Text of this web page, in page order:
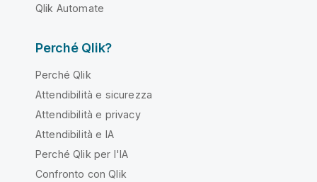
Qlik Automate
Perché Qlik?
Perché Qlik
Attendibilità e sicurezza
Attendibilità e privacy
Attendibilità e IA
Perché Qlik per l'IA
Confronto con Qlik